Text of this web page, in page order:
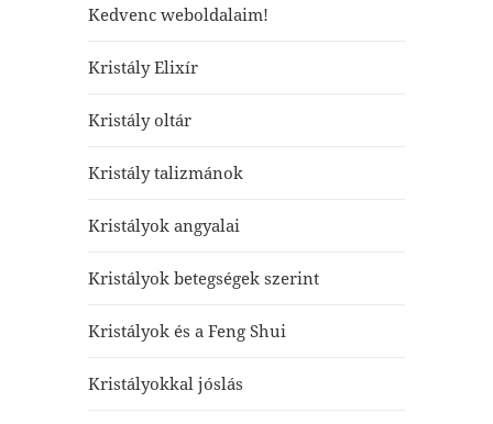
Kedvenc weboldalaim!
Kristály Elixír
Kristály oltár
Kristály talizmánok
Kristályok angyalai
Kristályok betegségek szerint
Kristályok és a Feng Shui
Kristályokkal jóslás